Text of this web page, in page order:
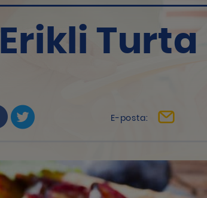
Erikli Turta
E-posta: